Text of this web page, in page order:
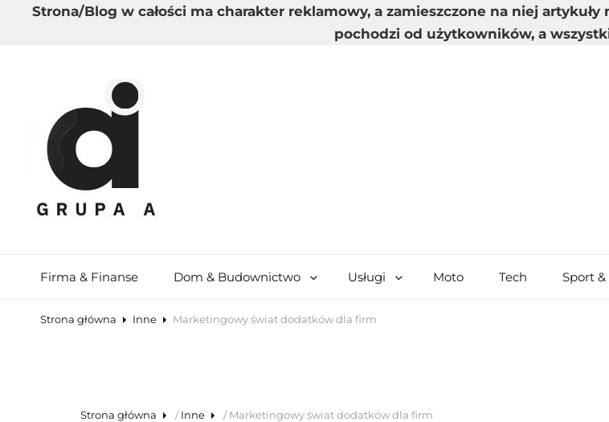
Strona/Blog w całości ma charakter reklamowy, a zamieszczone na niej
pochodzi od użytkowników, a
GRUPA A
Wysoka Jakość Dostarczanych Informacji
Firma & Finanse Dom & Budownictwo Usługi Moto Tech Sport &
Strona główna Inne Marketingowy świat dodatków dla firm
Strona główna /Inne / Marketingowy świat dodatków dla firm